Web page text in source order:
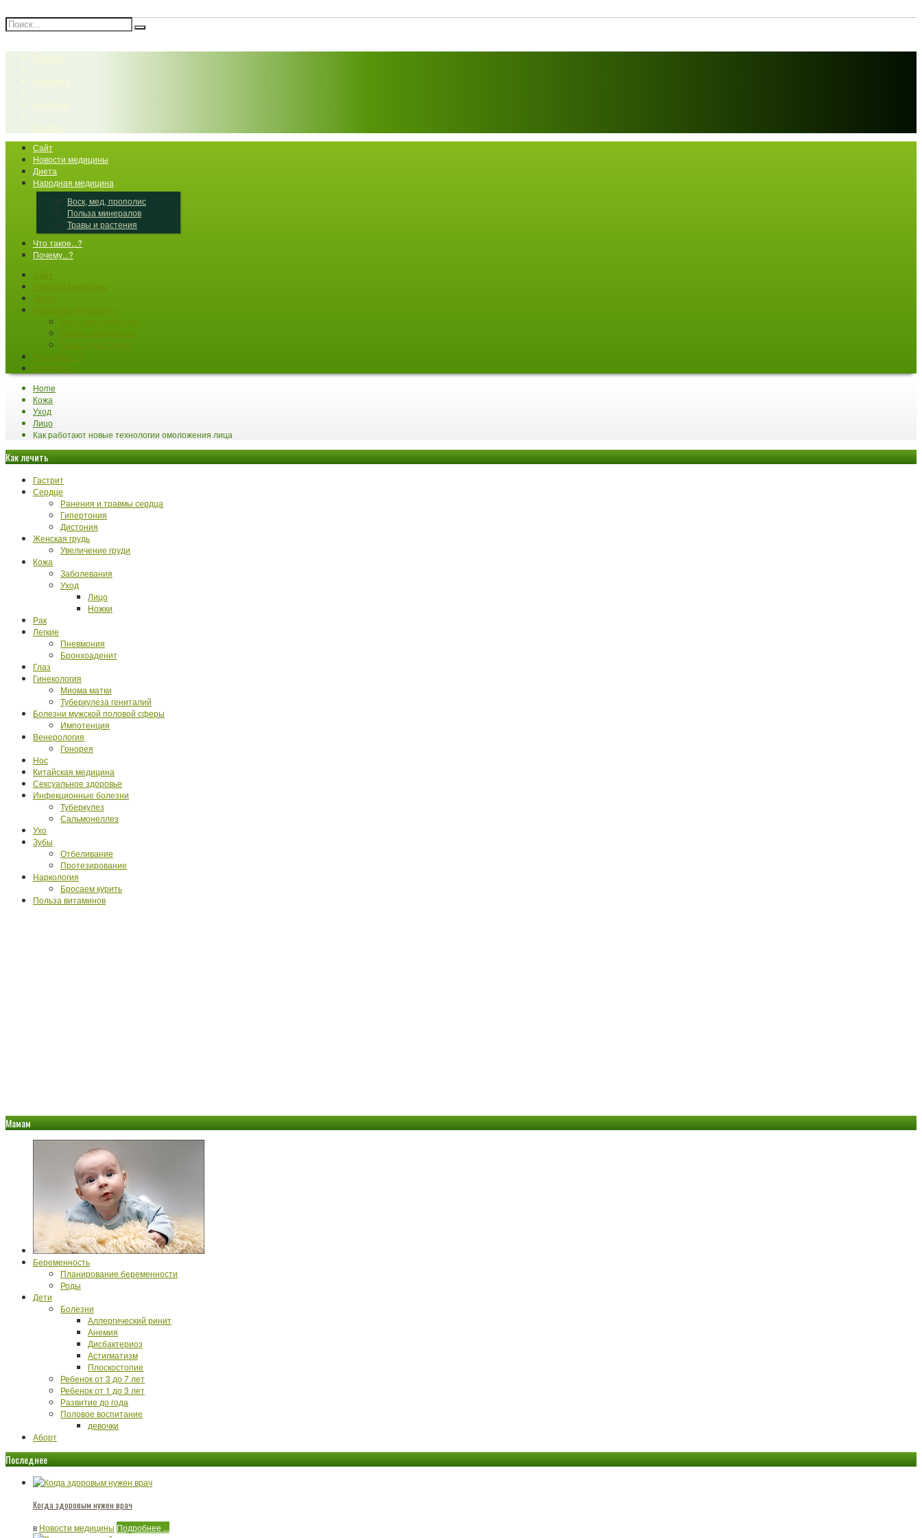
Сайт
Новости медицины
Диета
Народная медицина
Воск, мед, прополис
Польза минералов
Травы и растения
Что такое...?
Почему...?
Сайт
Что такое...?
Почему...?
Home
Кожа
Уход
Лицо
Как работают новые технологии омоложения лица
Как лечить
Гастрит
Сердце
Ранения и травмы сердца
Гипертония
Дистония
Женская грудь
Увеличение груди
Кожа
Заболевания
Уход
Лицо
Ножки
Рак
Легкие
Пневмония
Бронхоаденит
Глаз
Гинекология
Миома матки
Туберкулеза гениталий
Болезни мужской половой сферы
Импотенция
Венерология
Гонорея
Нос
Китайская медицина
Сексуальное здоровье
Инфекционные болезни
Туберкулез
Сальмонеллез
Ухо
Зубы
Отбеливание
Протезирование
Наркология
Бросаем курить
Польза витаминов
Мамам
Беременность
Планирование беременности
Роды
Дети
Болезни
Аллергический ринит
Анемия
Дисбактериоз
Астигматизм
Плоскостопие
Ребенок от 3 до 7 лет
Ребенок от 1 до 3 лет
Развитие до года
Половое воспитание
девочки
Аборт
Последнее
Когда здоровым нужен врач
в Новости медицины Подробнее ...